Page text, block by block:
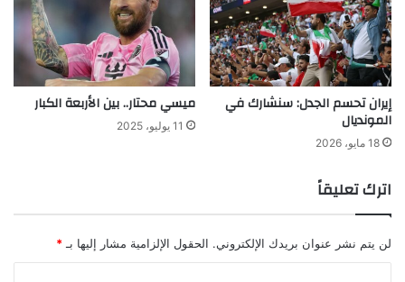
إيران تحسم الجدل: سنشارك في
المونديال
18 مايو، 2026
ميسي محتار.. بين الأربعة الكبار
11 يوليو، 2025
اترك تعليقاً
لن يتم نشر عنوان بريدك الإلكتروني. الحقول الإلزامية مشار إليها بـ *